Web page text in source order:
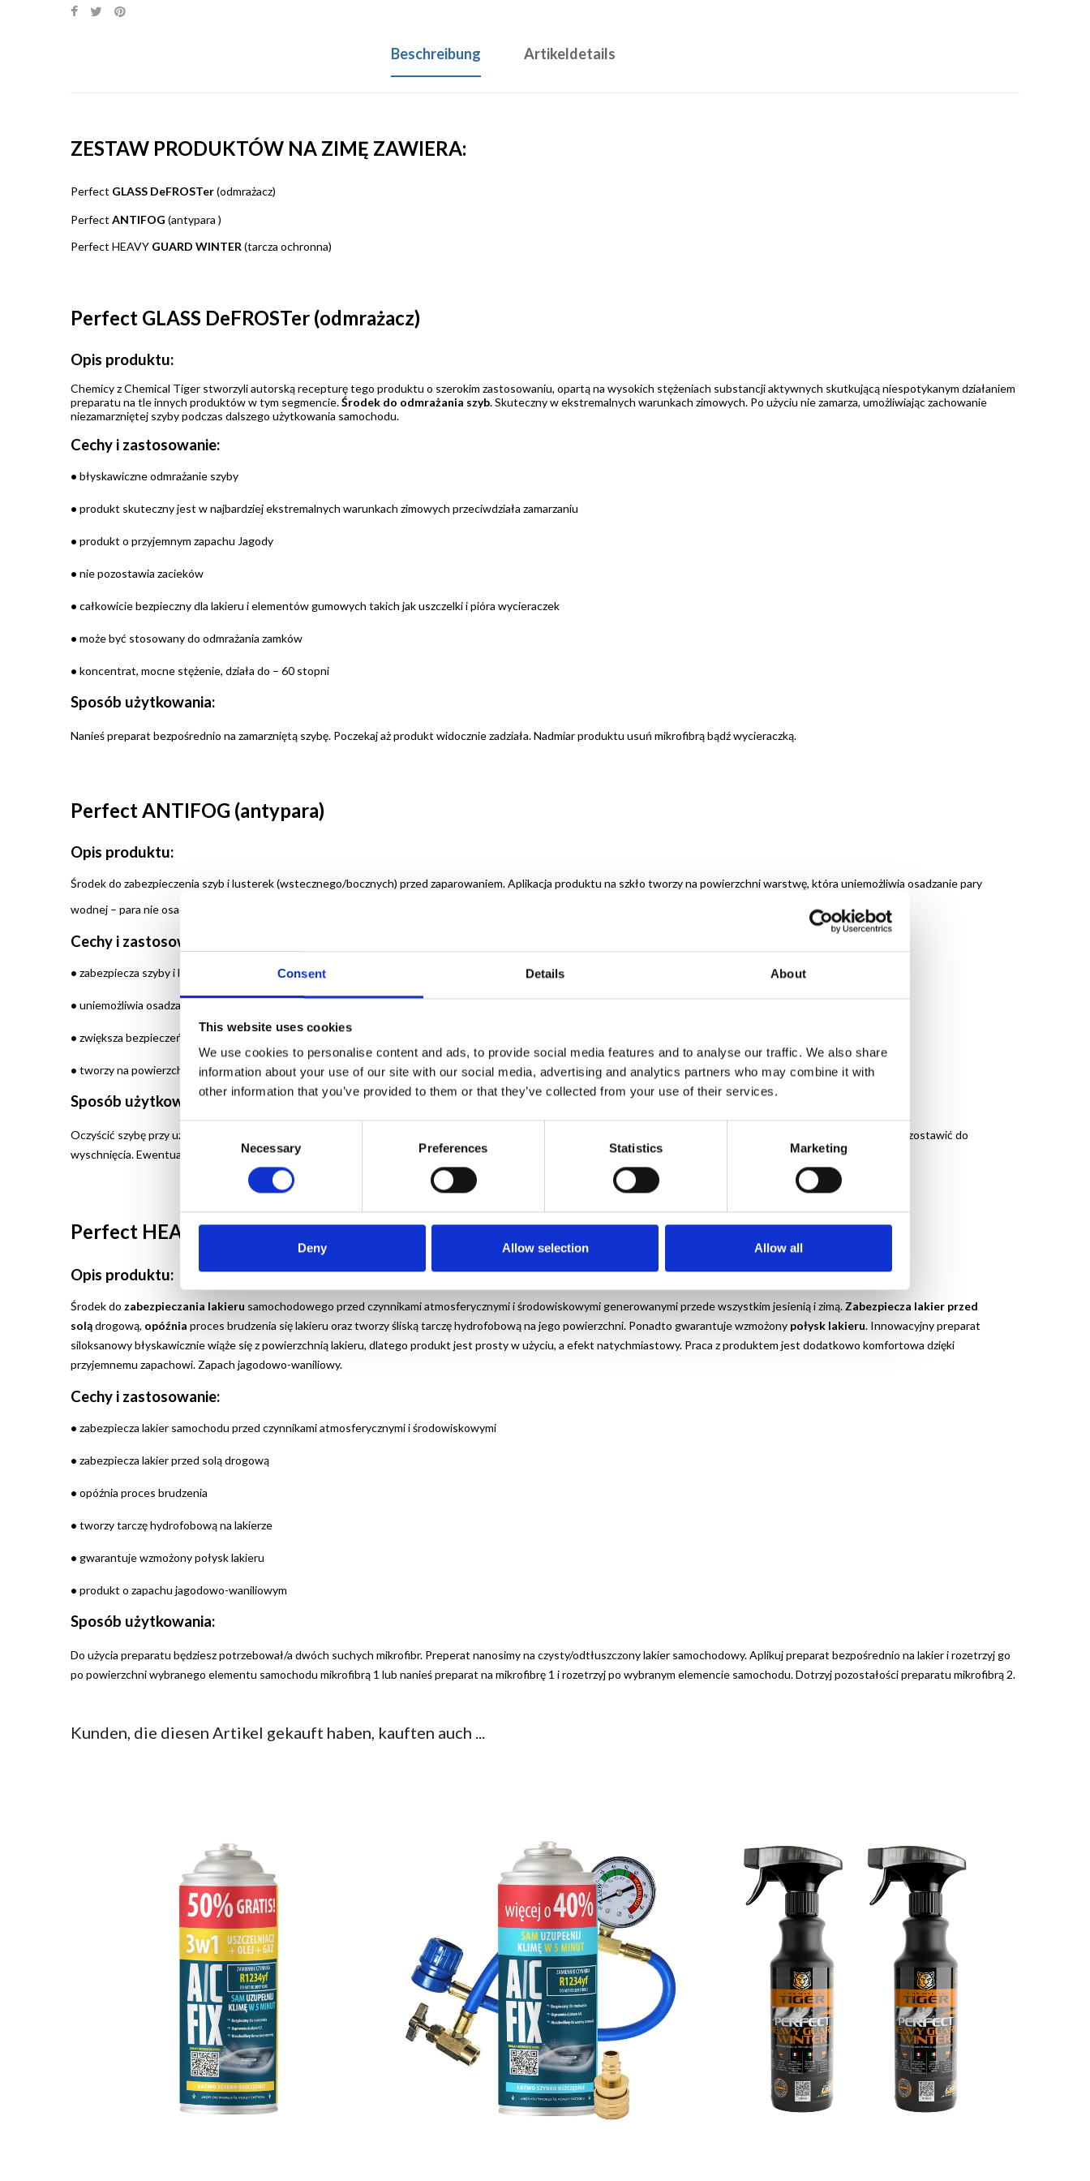
Consent Details About
This website uses cookies
We use cookies to personalise content and ads, to provide social media features and to analyse our traffic. We also share
information about your use of our site with our social media, advertising and analytics partners who may combine it with
other information that you’ve provided to them or that they’ve collected from your use of their services.
Necessary Preferences Statistics Marketing
Deny Allow selection Allow all
Beschreibung Artikeldetails
ZESTAW PRODUKTÓW NA ZIMĘ ZAWIERA:
Perfect GLASS DeFROSTer(odmrażacz)
Perfect ANTIFOG (antypara )
Perfect HEAVY GUARD WINTER (tarcza ochronna)
Perfect GLASS DeFROSTer (odmrażacz)
Opis produktu:
Chemicy z Chemical Tiger stworzyli autorską recepturę tego produktu o szerokim zastosowaniu, opartą na wysokich stężeniach substancji aktywnych skutkującą niespotykanym działaniem
preparatu na tle innych produktów w tym segmencie.Środek do odmrażania szyb. Skuteczny w ekstremalnych warunkach zimowych. Po użyciu nie zamarza, umożliwiając zachowanie
niezamarzniętej szyby podczas dalszego użytkowania samochodu.
Cechy i zastosowanie:
• błyskawiczne odmrażanie szyby
• produkt skuteczny jest w najbardziej ekstremalnych warunkach zimowych przeciwdziała zamarzaniu
• produkt o przyjemnym zapachu Jagody
• nie pozostawia zacieków
• całkowicie bezpieczny dla lakieru i elementów gumowych takich jak uszczelki i pióra wycieraczek
• może być stosowany do odmrażania zamków
• koncentrat, mocne stężenie, działa do – 60 stopni
Sposób użytkowania:
Nanieś preparat bezpośrednio na zamarzniętą szybę. Poczekaj aż produkt widocznie zadziała. Nadmiar produktu usuń mikrofibrą bądź wycieraczką.
Perfect ANTIFOG (antypara)
Opis produktu:
Środek do zabezpieczenia szyb i lusterek (wstecznego/bocznych) przed zaparowaniem. Aplikacja produktu na szkło tworzy na powierzchni warstwę, która uniemożliwia osadzanie pary
wodnej – para nie osadza się na szkle, a aplikowanie środka poprawia widoczność podczas jazdy. Produkt gotowy do użycia. Przechowywać w temperaturze pokojowej.
Cechy i zastosowanie:
• zabezpiecza szyby i lusterka przed zaparowaniem
• uniemożliwia osadzanie pary wodnej
• zwiększa bezpieczeństwo i komfort jazdy w trudnych warunkach
• tworzy na powierzchni cienką warstwę ochronną
Sposób użytkowania:
Oczyścić szybę przy użyciu płynu do mycia szyb i wytrzeć do sucha. Na czystą mikrofibrę nanieść preparat. Przetrzeć szybę, pozostawiając cienką warstwę preparatu. Pozostawić do
wyschnięcia. Ewentualnych smug pozbyć się po wyschnięciu produktu, używając suchej mikrofibry. Produkt aplikować w warunkach umożliwiających schnięcie.
Perfect HEAVY GUARD WINTER (tarcza ochronna)
Opis produktu:
Środek do zabezpieczania lakieru samochodowego przed czynnikami atmosferycznymi i środowiskowymi generowanymi przede wszystkim jesienią i zimą. Zabezpiecza lakier przed
solądrogową, opóźnia proces brudzenia się lakieru oraz tworzy śliską tarczę hydrofobową na jego powierzchni. Ponadto gwarantuje wzmożony połysk lakieru. Innowacyjny preparat
siloksanowy błyskawicznie wiąże się z powierzchnią lakieru, dlatego produkt jest prosty w użyciu, a efekt natychmiastowy. Praca z produktem jest dodatkowo komfortowa dzięki
przyjemnemu zapachowi. Zapach jagodowo-waniliowy.
Cechy i zastosowanie:
• zabezpiecza lakier samochodu przed czynnikami atmosferycznymi i środowiskowymi
• zabezpiecza lakier przed solą drogową
• opóźnia proces brudzenia
• tworzy tarczę hydrofobową na lakierze
• gwarantuje wzmożony połysk lakieru
• produkt o zapachu jagodowo-waniliowym
Sposób użytkowania:
Do użycia preparatu będziesz potrzebował/a dwóch suchych mikrofibr. Preperat nanosimy na czysty/odtłuszczony lakier samochodowy. Aplikuj preparat bezpośrednio na lakier i rozetrzyj go
po powierzchni wybranego elementu samochodu mikrofibrą 1 lub nanieś preparat na mikrofibrę 1 i rozetrzyj po wybranym elemencie samochodu. Dotrzyj pozostałości preparatu mikrofibrą 2.
Kunden, die diesen Artikel gekauft haben, kauften auch ...